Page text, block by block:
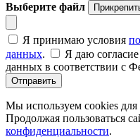
Выберите файл
Я принимаю условия
данных.
Я даю
данных в соответствии с
Отправить
Мы используем cookies для
Продолжая пользоваться
конфиденциальности.